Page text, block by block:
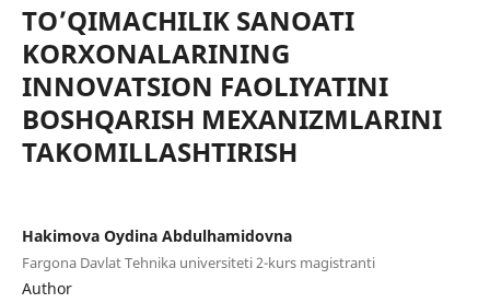
TO’QIMACHILIK SANOATI
KORXONALARINING
INNOVATSION FAOLIYATINI
BOSHQARISH MEXANIZMLARINI
TAKOMILLASHTIRISH
Hakimova Oydina Abdulhamidovna
Fargona Davlat Tehnika universiteti 2-kurs magistranti
Author